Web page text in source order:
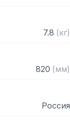
7.8 (кг)
820 (мм)
Россия